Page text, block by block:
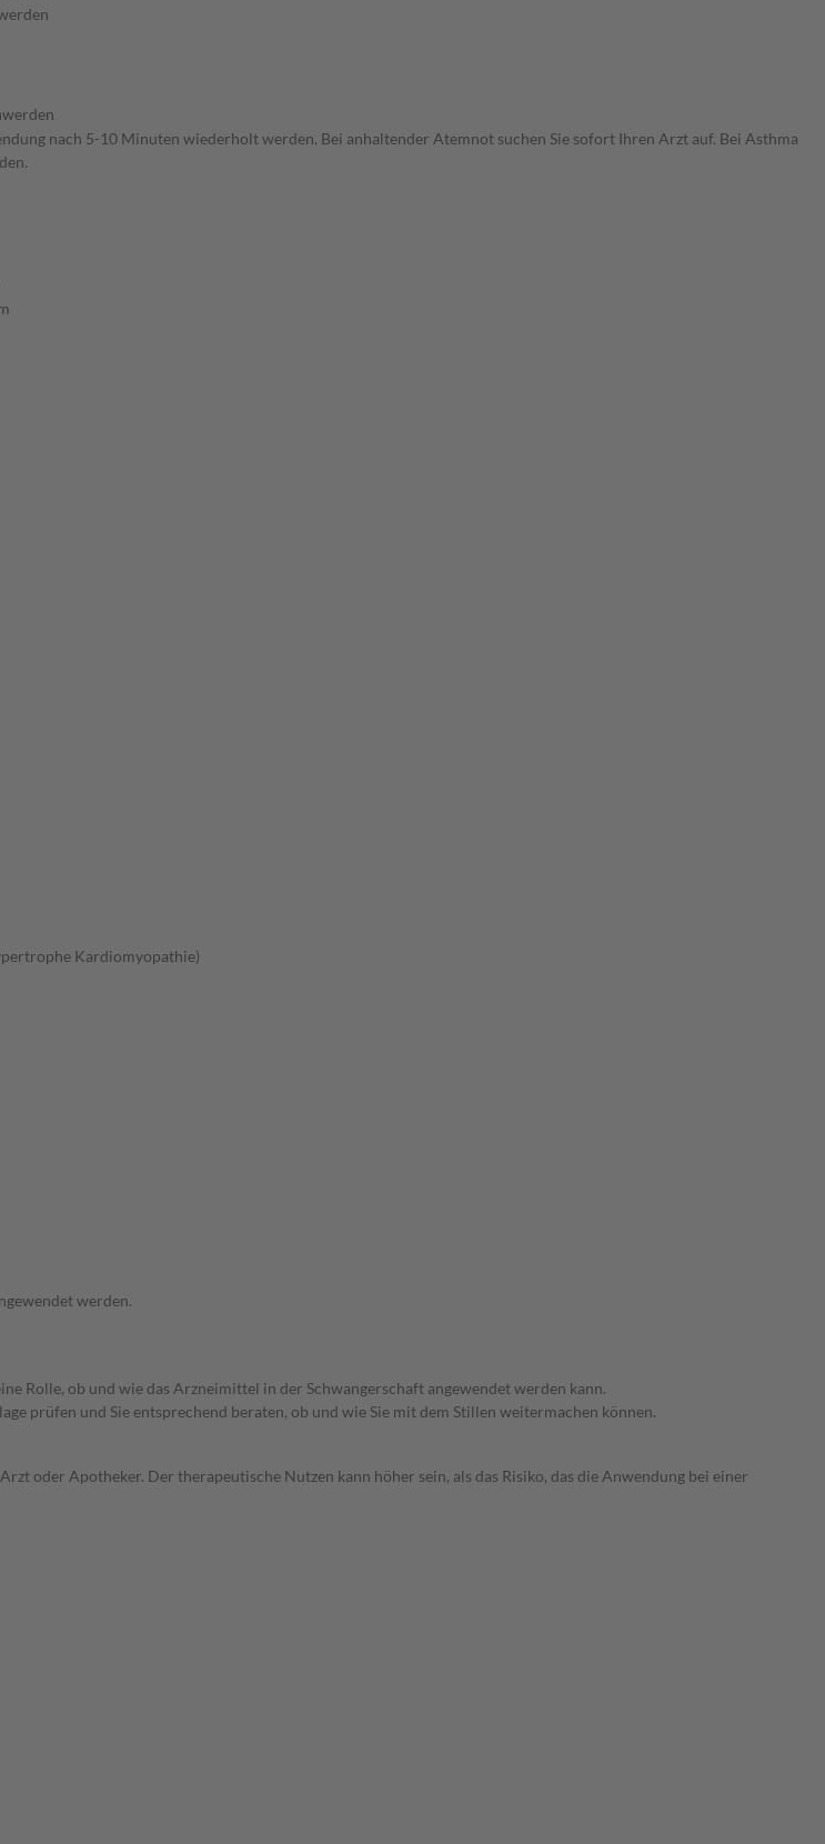
nach 5-10 Minuten wiederholt werden. Bei anhaltender Atemnot suchen Sie sofort Ihren Arzt auf. Bei Asthma
Kardiomyopathie)
werden.
Rolle, ob und wie das Arzneimittel in der Schwangerschaft angewendet werden kann.
prüfen und Sie entsprechend beraten, ob und wie Sie mit dem Stillen weitermachen können.
oder Apotheker. Der therapeutische Nutzen kann höher sein, als das Risiko, das die Anwendung bei einer